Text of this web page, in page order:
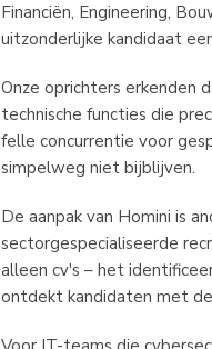
Financiën, Engineering,
uitzonderlijke kandidaat
Onze oprichters erkenden
technische functies die
felle concurrentie voor
simpelweg niet bijblijven.
De aanpak van Homini is
sectorgespecialiseerde
alleen cv's – het
ontdekt kandidaten met